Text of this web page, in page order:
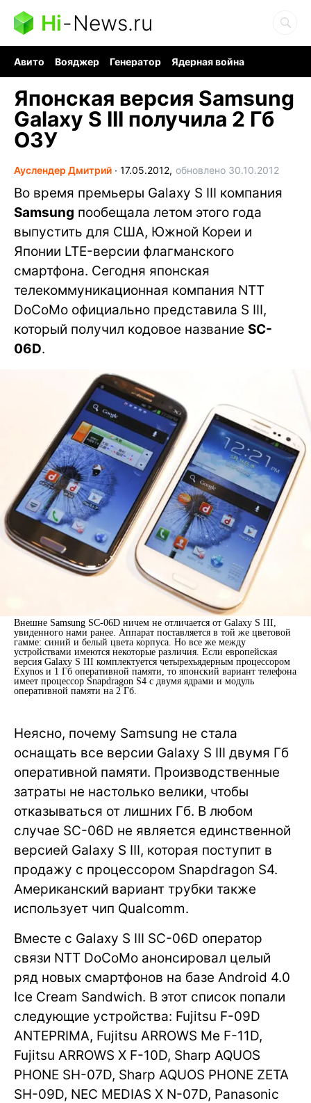
Hi-News.ru
Авито Вояджер Генератор
Ядерная война
Японская версия Samsung
Galaxy S III получила 2 Гб
ОЗУ
Ауслендер Дмитрий ∙ 17.05.2012, обновлено 30.10.2012
Во время премьеры Galaxy S III компания
Samsung пообещала летом этого года
выпустить для США, Южной Кореи и
Японии LTE-версии флагманского
смартфона. Сегодня японская
телекоммуникационная компания NTT
DoCoMo официально представила S III,
который получил кодовое название SC-
06D.
Внешне Samsung SC-06D ничем не отличается от Galaxy S III,
увиденного нами ранее. Аппарат поставляется в той же цветовой
гамме: синий и белый цвета корпуса. Но все же между
устройствами имеются некоторые различия. Если европейская
версия Galaxy S III комплектуется четырехъядерным процессором
Exynos и 1 Гб оперативной памяти, то японский вариант телефона
имеет процессор Snapdragon S4 с двумя ядрами и модуль
оперативной памяти на 2 Гб.
Неясно, почему Samsung не стала
оснащать все версии Galaxy S III двумя Гб
оперативной памяти. Производственные
затраты не настолько велики, чтобы
отказываться от лишних Гб. В любом
случае SC-06D не является единственной
версией Galaxy S III, которая поступит в
продажу с процессором Snapdragon S4.
Американский вариант трубки также
использует чип Qualcomm.
Вместе с Galaxy S III SC-06D оператор
связи NTT DoCoMo анонсировал целый
ряд новых смартфонов на базе Android 4.0
Ice Cream Sandwich. В этот список попали
следующие устройства: Fujitsu F-09D
ANTEPRIMA, Fujitsu ARROWS Me F-11D,
Fujitsu ARROWS X F-10D, Sharp AQUOS
PHONE SH-07D, Sharp AQUOS PHONE ZETA
SH-09D, NEC MEDIAS X N-07D, Panasonic